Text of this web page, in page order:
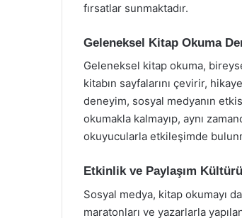
fırsatlar sunmaktadır.
Geleneksel Kitap Okuma
Geleneksel kitap okuma,
kitabın sayfalarını çevirir,
deneyim, sosyal medyanın
okumakla kalmayıp, aynı
okuyucularla etkileşimde
Etkinlik ve Paylaşım Kültürü
Sosyal medya, kitap okumayı
maratonları ve yazarlarla